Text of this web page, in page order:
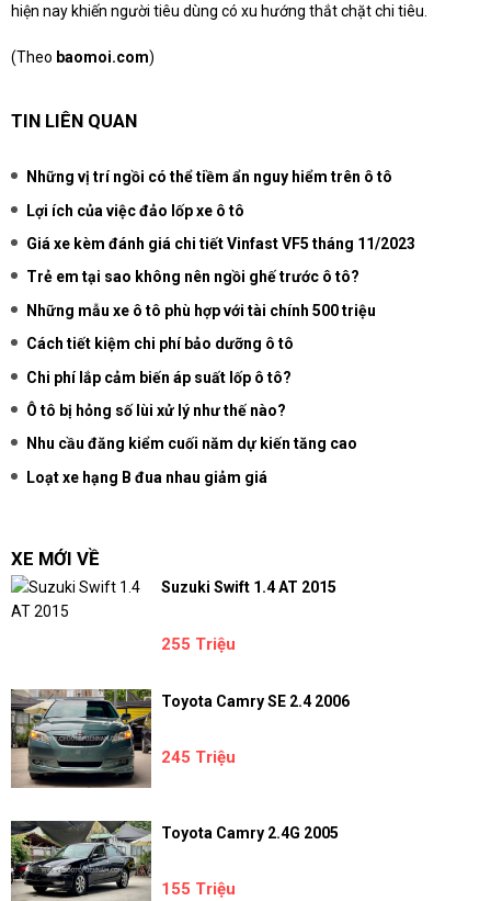
hiện nay khiến người tiêu dùng có xu hướng thắt chặt chi tiêu.
(Theo baomoi.com)
TIN LIÊN QUAN
Những vị trí ngồi có thể tiềm ẩn nguy hiểm trên ô tô
Lợi ích của việc đảo lốp xe ô tô
Giá xe kèm đánh giá chi tiết Vinfast VF5 tháng 11/2023
Trẻ em tại sao không nên ngồi ghế trước ô tô?
Những mẫu xe ô tô phù hợp với tài chính 500 triệu
Cách tiết kiệm chi phí bảo dưỡng ô tô
Chi phí lắp cảm biến áp suất lốp ô tô?
Ô tô bị hỏng số lùi xử lý như thế nào?
Nhu cầu đăng kiểm cuối năm dự kiến tăng cao
Loạt xe hạng B đua nhau giảm giá
XE MỚI VỀ
Suzuki Swift 1.4 AT 2015
255 Triệu
Toyota Camry SE 2.4 2006
245 Triệu
Toyota Camry 2.4G 2005
155 Triệu